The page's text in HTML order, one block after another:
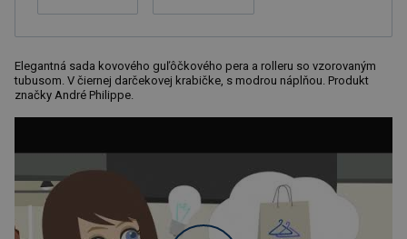
Elegantná sada kovového guľôčkového pera a rolleru so vzorovaným
tubusom. V čiernej darčekovej krabičke, s modrou náplňou. Produkt
značky André Philippe.